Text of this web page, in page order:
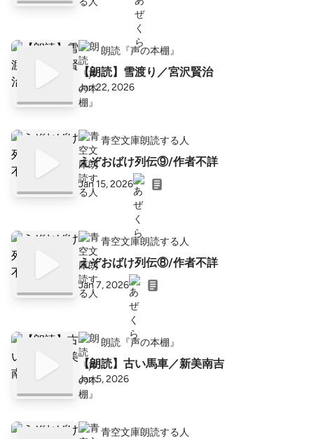
朗読『声の本棚』
【朗読】雪渡り／宮沢賢治
Jan 22, 2026
青空文庫朗読する人
えぞおばけ列伝⑨/作者不詳
Jan 15, 2026
青空文庫朗読する人
えぞおばけ列伝⑧/作者不詳
Jan 7, 2026
朗読『声の本棚』
【朗読】古い馬車／新美南吉
Jan 5, 2026
青空文庫朗読する人